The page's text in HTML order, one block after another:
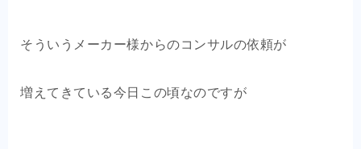
そういうメーカー様からのコンサルの依頼が
増えてきている今日この頃なのですが